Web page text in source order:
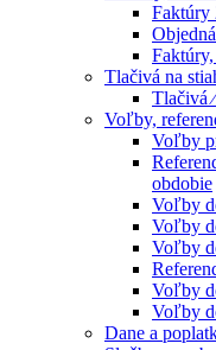
Faktúry
Tlačivá na
Tlačivá
Voľby,
Voľby
obdobie
Voľby
Voľby
Voľby
Voľby
Voľby
Dane a